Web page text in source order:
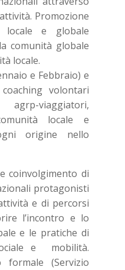
Promozione
e globale
comunità globale
locale.
e Febbraio) e
volontari
viaggiatori,
locale e
origine nello
coinvolgimento di
protagonisti
e di percorsi
l’incontro e lo
e le pratiche di
e mobilità.
formale (Servizio